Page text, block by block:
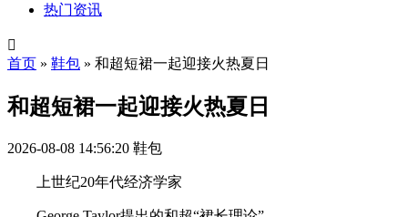
热门资讯

首页 » 鞋包 » 和超短裙一起迎接火热夏日
和超短裙一起迎接火热夏日
2026-08-08 14:56:20 鞋包
上世纪20年代经济学家